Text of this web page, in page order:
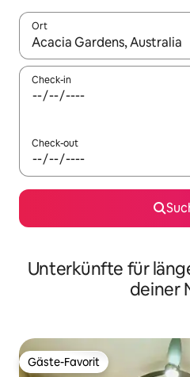
Ort
Wenn Ergebnisse verfügbar
Check-in
Check-out
Unterkünfte für
deiner
Gäste-Favorit
Gäste-Favorit